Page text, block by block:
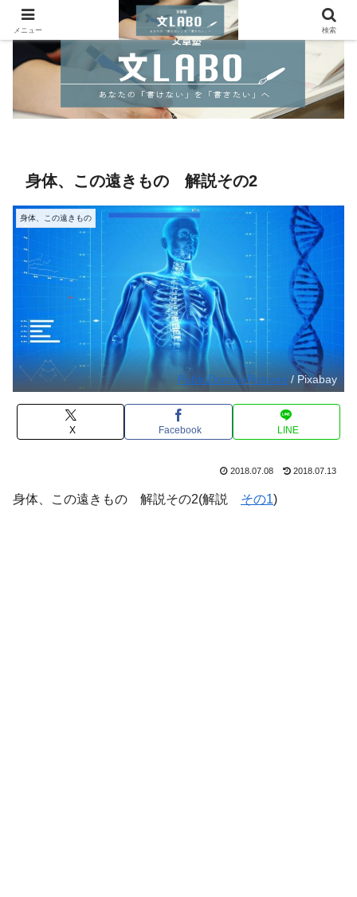
身体、この遠きもの 解説その2
身体、この遠きもの
PublicDomainPictures/ Pixabay
X Facebook LINE
2018.07.08 2018.07.13
身体、この遠きもの 解説その2(解説 その1)
メニュー 検索